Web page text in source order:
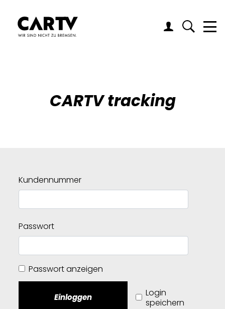
CARTV tracking
Kundennummer
Passwort
Passwort anzeigen
Einloggen
Login
speichern